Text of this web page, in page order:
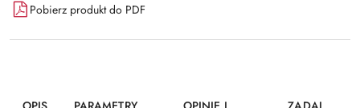
Pobierz produkt do PDF